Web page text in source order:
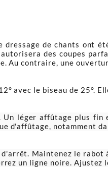
de chants ont
des coupes
Au contraire, une
avec le biseau de 25°.
léger affûtage plus fin
d'affûtage, notamment
d'arrêt. Maintenez le
un ligne noire.